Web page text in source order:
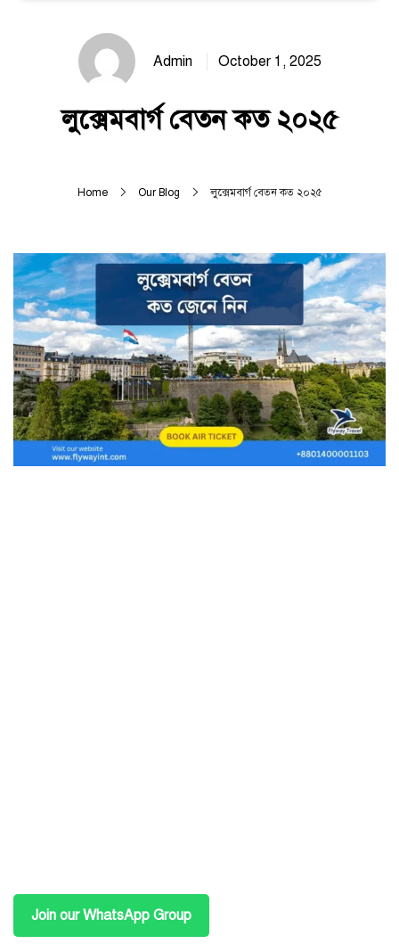
Admin October 1, 2025
লুক্সেমবার্গ বেতন কত ২০২৫
Home Our Blog লুক্সেমবার্গ বেতন কত ২০২৫
Join our WhatsApp Group